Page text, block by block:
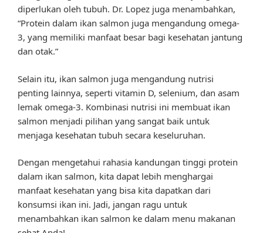
diperlukan oleh tubuh. Dr. Lopez juga menambahkan,
“Protein dalam ikan salmon juga mengandung omega-
3, yang memiliki manfaat besar bagi kesehatan jantung
dan otak.”
Selain itu, ikan salmon juga mengandung nutrisi
penting lainnya, seperti vitamin D, selenium, dan asam
lemak omega-3. Kombinasi nutrisi ini membuat ikan
salmon menjadi pilihan yang sangat baik untuk
menjaga kesehatan tubuh secara keseluruhan.
Dengan mengetahui rahasia kandungan tinggi protein
dalam ikan salmon, kita dapat lebih menghargai
manfaat kesehatan yang bisa kita dapatkan dari
konsumsi ikan ini. Jadi, jangan ragu untuk
menambahkan ikan salmon ke dalam menu makanan